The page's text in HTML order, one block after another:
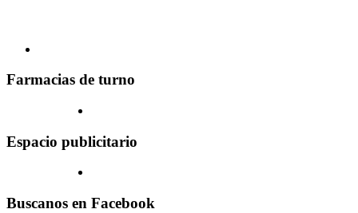
Farmacias de turno
Espacio publicitario
Buscanos en Facebook